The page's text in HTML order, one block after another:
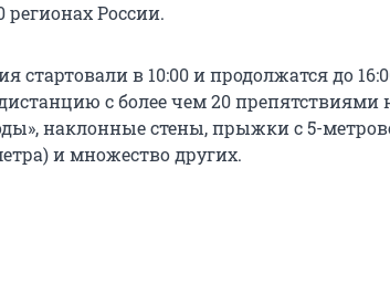
регионах России.
стартовали в 10:00 и продолжатся до
с более чем 20 препятствиями
наклонные стены, прыжки с 5-
и множество других.